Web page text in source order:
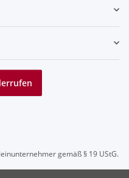
gemäß § 19 UStG.